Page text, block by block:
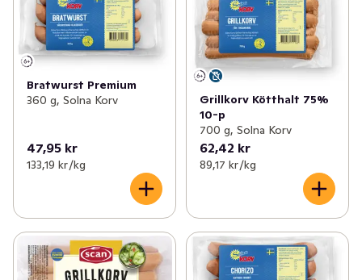
Bratwurst Premium
360 g, Solna Korv
47,95 kr
133,19 kr /kg
Grillkorv Kötthalt 75%
10-p
700 g, Solna Korv
62,42 kr
89,17 kr /kg